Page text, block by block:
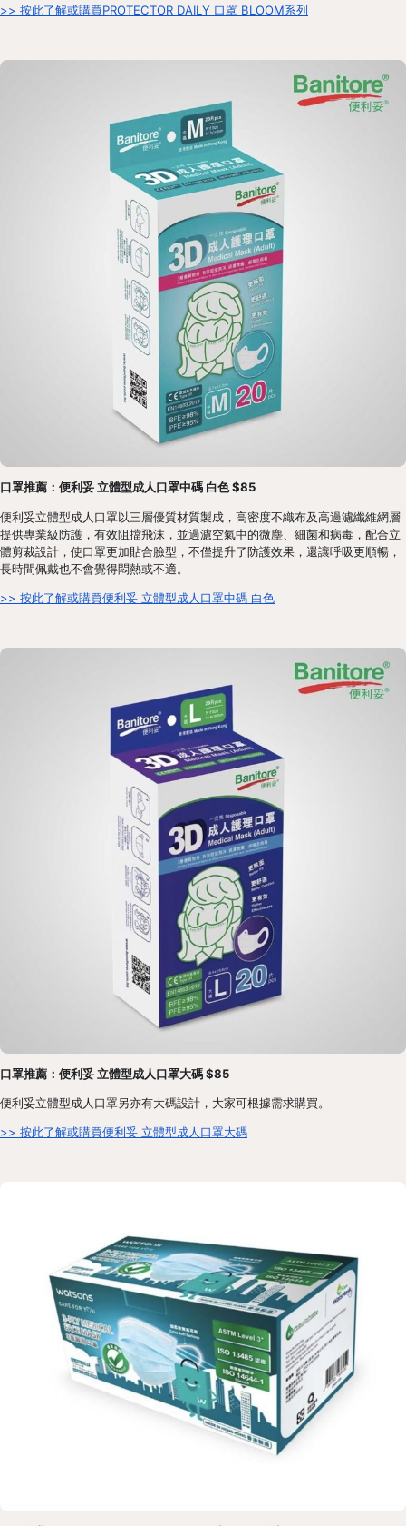
>> 按此了解或購買PROTECTOR DAILY 口罩 BLOOM系列
口罩推薦：便利妥 立體型成人口罩中碼 白色 $85
便利妥立體型成人口罩以三層優質材質製成，高密度不織布及高過濾纖維網層
提供專業級防護，有效阻擋飛沫，並過濾空氣中的微塵、細菌和病毒，配合立
體剪裁設計，使口罩更加貼合臉型，不僅提升了防護效果，還讓呼吸更順暢，
長時間佩戴也不會覺得悶熱或不適。
>> 按此了解或購買便利妥 立體型成人口罩中碼 白色
口罩推薦：便利妥 立體型成人口罩大碼 $85
便利妥立體型成人口罩另亦有大碼設計，大家可根據需求購買。
>> 按此了解或購買便利妥 立體型成人口罩大碼